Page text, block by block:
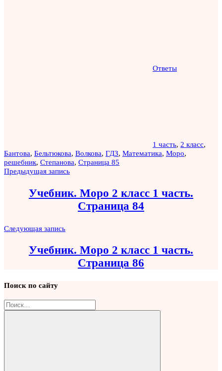
Ответы
1 часть, 2 класс,
Бантова, Бельтюкова, Волкова, ГДЗ, Математика, Моро,
решебник, Степанова, Страница 85
Навигация
записям
Предыдущая запись
Учебник. Моро 2 класс 1 часть.
Страница 84
Следующая запись
Учебник. Моро 2 класс 1 часть.
Страница 86
Поиск по сайту
Найти: